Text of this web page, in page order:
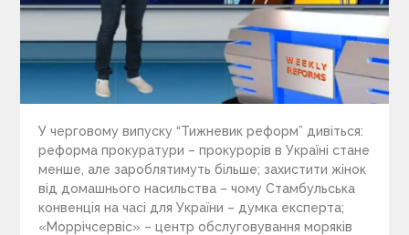
У черговому випуску “Тижневик реформ” дивіться:
реформа прокуратури – прокурорів в Україні стане
менше, але зароблятимуть більше; захистити жінок
від домашнього насильства – чому Стамбульська
конвенція на часі для України – думка експерта;
«Моррічсервіс» – центр обслуговування моряків